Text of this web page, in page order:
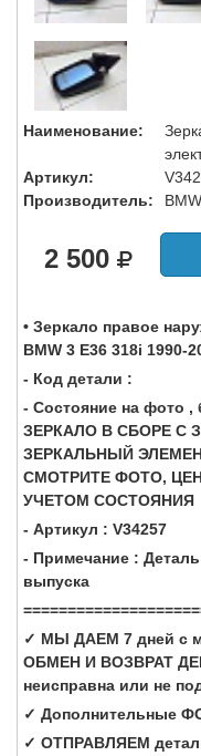
Наименование:
Артикул:
Производитель:
BMW
2 500
• Зеркало правое
BMW 3 E36 318i 1990-
- Код детали :
- Состояние на фото
ЗЕРКАЛО В СБОРЕ С
ЗЕРКАЛЬНЫЙ
СМОТРИТЕ ФОТО,
УЧЕТОМ СОСТОЯНИЯ
- Артикул : V34257
- Примечание :
выпуска
✓ МЫ ДАЕМ 7 дней с
ОБМЕН И ВОЗВРАТ
неисправна или не
✓ Дополнительные
✓ ОТПРАВЛЯЕМ